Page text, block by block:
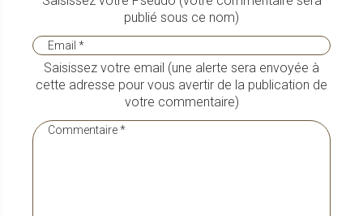
publié sous ce nom)
Saisissez votre email (une alerte sera envoyée à
cette adresse pour vous avertir de la publication de
votre commentaire)